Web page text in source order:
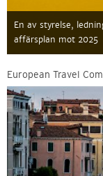
En av styrelse,
affärsplan mot 2025
European Travel